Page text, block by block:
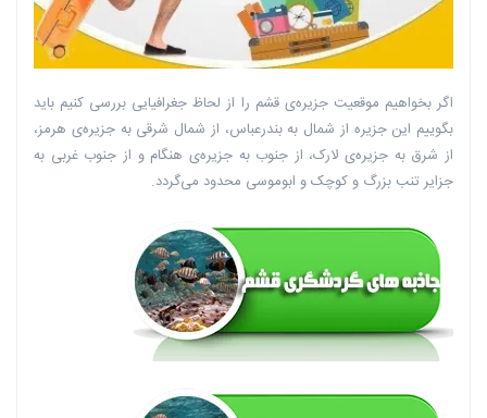
اگر بخواهیم موقعیت جزیره‌ی قشم را از لحاظ جغرافیایی بررسی کنیم باید
بگوییم این جزیره از شمال به بندرعباس، از شمال شرقی به جزیره‌ی هرمز،
از شرق به جزیره‌ی لارک، از جنوب به جزیره‌ی هنگام و از جنوب غربی به
جزایر تنب بزرگ و کوچک و ابوموسی محدود می‌گردد.